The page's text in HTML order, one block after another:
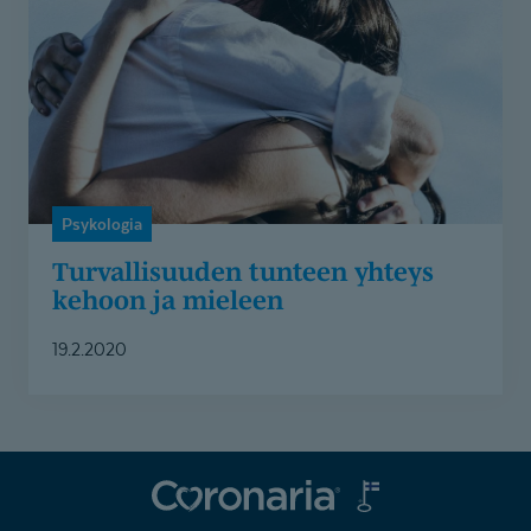
mieleen
Psykologia
Turvallisuuden tunteen yhteys
kehoon ja mieleen
19.2.2020
Coronaria